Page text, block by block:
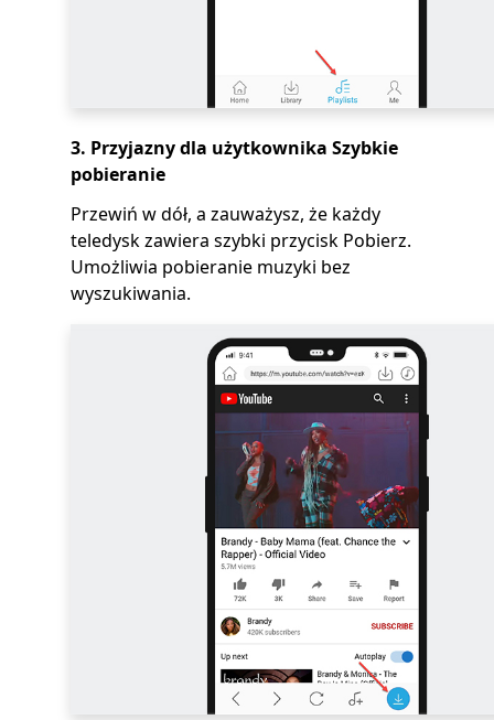
3. Przyjazny dla użytkownika Szybkie
pobieranie
Przewiń w dół, a zauważysz, że każdy
teledysk zawiera szybki przycisk Pobierz.
Umożliwia pobieranie muzyki bez
wyszukiwania.